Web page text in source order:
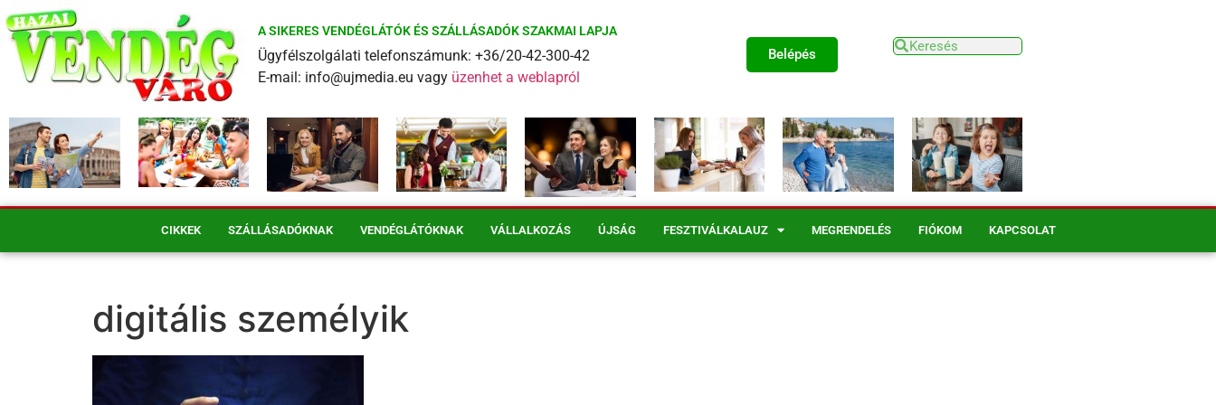
A SIKERES VENDÉGLÁTÓK ÉS SZÁLLÁSADÓK SZAKMAI LAPJA
Ügyfélszolgálati telefonszámunk: +36/20-42-300-42
E-mail: info@ujmedia.eu vagy üzenhet a weblapról
Belépés
CIKKEK SZÁLLÁSADÓKNAK VENDÉGLÁTÓKNAK VÁLLALKOZÁS ÚJSÁG FESZTIVÁLKALAUZ MEGRENDELÉS FIÓKOM KAPCSOLAT
digitális személyik